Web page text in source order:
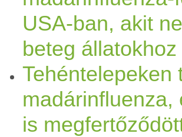
USA-ban, akit
beteg állatokhoz
Tehéntelepeken
madárinfluenza,
is